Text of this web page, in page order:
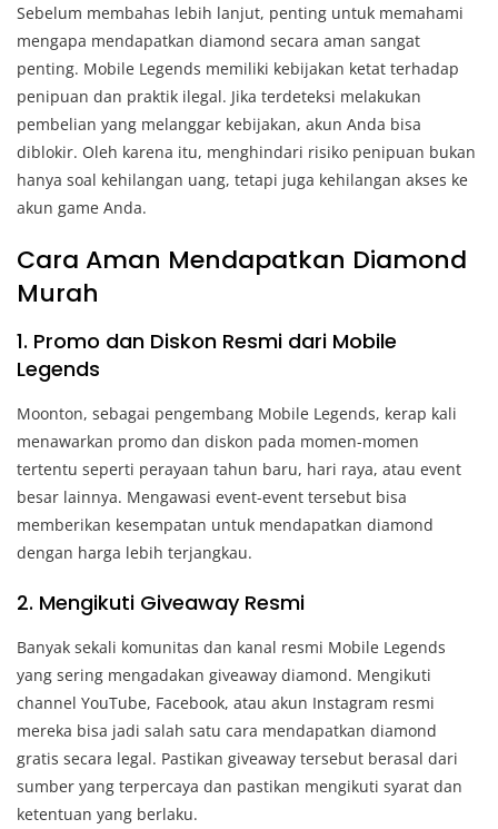
Sebelum membahas lebih lanjut, penting untuk memahami
mengapa mendapatkan diamond secara aman sangat
penting. Mobile Legends memiliki kebijakan ketat terhadap
penipuan dan praktik ilegal. Jika terdeteksi melakukan
pembelian yang melanggar kebijakan, akun Anda bisa
diblokir. Oleh karena itu, menghindari risiko penipuan bukan
hanya soal kehilangan uang, tetapi juga kehilangan akses ke
akun game Anda.
Cara Aman Mendapatkan Diamond
Murah
1. Promo dan Diskon Resmi dari Mobile
Legends
Moonton, sebagai pengembang Mobile Legends, kerap kali
menawarkan promo dan diskon pada momen-momen
tertentu seperti perayaan tahun baru, hari raya, atau event
besar lainnya. Mengawasi event-event tersebut bisa
memberikan kesempatan untuk mendapatkan diamond
dengan harga lebih terjangkau.
2. Mengikuti Giveaway Resmi
Banyak sekali komunitas dan kanal resmi Mobile Legends
yang sering mengadakan giveaway diamond. Mengikuti
channel YouTube, Facebook, atau akun Instagram resmi
mereka bisa jadi salah satu cara mendapatkan diamond
gratis secara legal. Pastikan giveaway tersebut berasal dari
sumber yang terpercaya dan pastikan mengikuti syarat dan
ketentuan yang berlaku.